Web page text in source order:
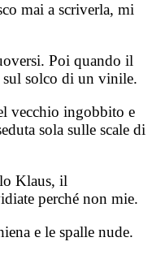
mai a scriverla, mi
Poi quando il
sul solco di un vinile.
vecchio ingobbito e
sola sulle scale di
Klaus, il
perché non mie.
e le spalle nude.